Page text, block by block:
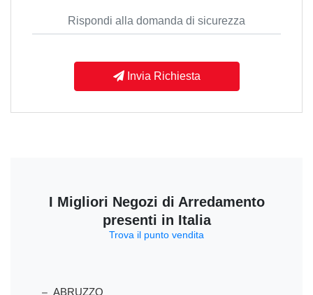
Invia Richiesta
I Migliori Negozi di Arredamento
presenti in Italia
Trova il punto vendita
ABRUZZO